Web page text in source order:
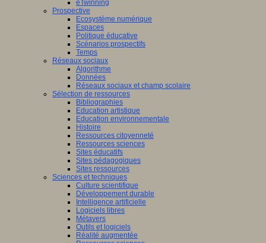
eTwinning
Prospective
Ecosystème numérique
Espaces
Politique éducative
Scénarios prospectifs
Temps
Réseaux sociaux
Algorithme
Données
Réseaux sociaux et champ scolaire
Sélection de ressources
Bibliographies
Education artistique
Education environnementale
Histoire
Ressources citoyenneté
Ressources sciences
Sites éducatifs
Sites pédagogiques
Sites ressources
Sciences et techniques
Culture scientifique
Développement durable
Intelligence artificielle
Logiciels libres
Métavers
Outils et logiciels
Réalité augmentée